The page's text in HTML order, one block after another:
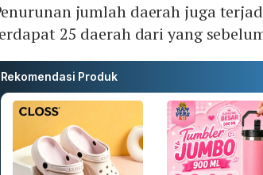
jumlah daerah juga
25 daerah dari yang
Rekomendasi Produk